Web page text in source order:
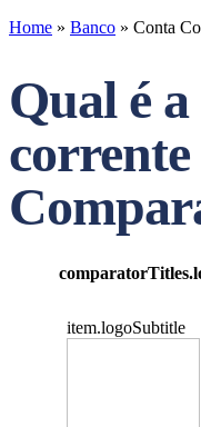
Home » Banco » Conta
Qual é
item.logoSubtitle